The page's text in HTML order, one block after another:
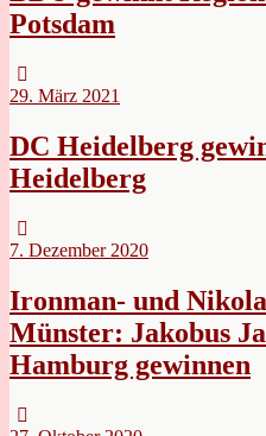
Potsdam
29. März 2021
DC Heidelberg
Heidelberg
7. Dezember 2020
Ironman- und
Münster: Jakobus
Hamburg gewinnen